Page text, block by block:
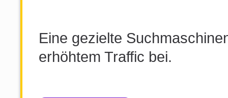
Eine gezielte
erhöhtem Traffic bei.